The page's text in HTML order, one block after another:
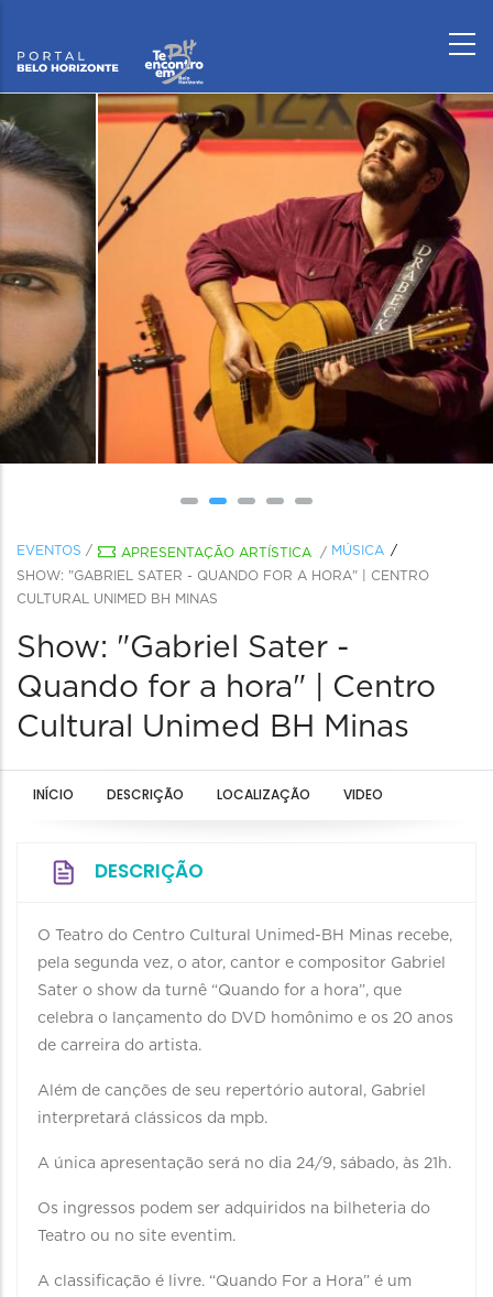
EVENTOS / APRESENTAÇÃO ARTÍSTICA / MÚSICA
SHOW: "GABRIEL SATER - QUANDO FOR A HORA" | CENTRO
CULTURAL UNIMED BH MINAS
Show: "Gabriel Sater -
Quando for a hora" | Centro
Cultural Unimed BH Minas
INÍCIO DESCRIÇÃO LOCALIZAÇÃO VIDEO
DESCRIÇÃO
O Teatro do Centro Cultural Unimed-BH Minas recebe,
pela segunda vez, o ator, cantor e compositor Gabriel
Sater o show da turnê “Quando for a hora”, que
celebra o lançamento do DVD homônimo e os 20 anos
de carreira do artista.
Além de canções de seu repertório autoral, Gabriel
interpretará clássicos da mpb.
A única apresentação será no dia 24/9, sábado, às 21h.
Os ingressos podem ser adquiridos na bilheteria do
Teatro ou no site eventim.
A classificação é livre. “Quando For a Hora” é um